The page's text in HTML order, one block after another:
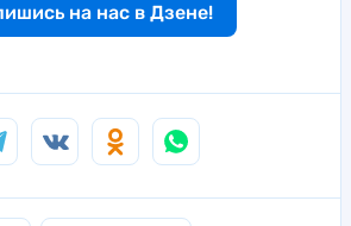
на нас в Дзене!